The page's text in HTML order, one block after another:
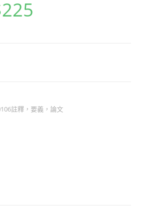
225
註釋，要義，論文